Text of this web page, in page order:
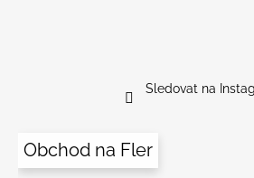
Sledovat na
Obchod na Fler